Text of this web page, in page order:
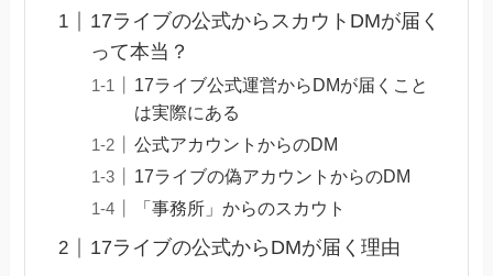
17ライブの公式からスカウトDMが届く
って本当？
17ライブ公式運営からDMが届くこと
は実際にある
公式アカウントからのDM
17ライブの偽アカウントからのDM
「事務所」からのスカウト
17ライブの公式からDMが届く理由